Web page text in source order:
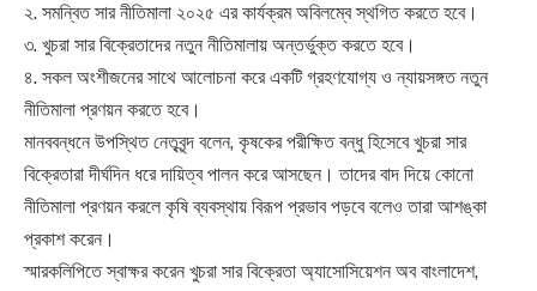
২. সমন্বিত সার নীতিমালা ২০২৫ এর কার্যক্রম অবিলম্বে স্থগিত করতে হবে।
৩. খুচরা সার বিক্রেতাদের নতুন নীতিমালায় অন্তর্ভুক্ত করতে হবে।
৪. সকল অংশীজনের সাথে আলোচনা করে একটি গ্রহণযোগ্য ও ন্যায়সঙ্গত নতুন
নীতিমালা প্রণয়ন করতে হবে।
মানববন্ধনে উপস্থিত নেতৃবৃন্দ বলেন, কৃষকের পরীক্ষিত বন্ধু হিসেবে খুচরা সার
বিক্রেতারা দীর্ঘদিন ধরে দায়িত্ব পালন করে আসছেন। তাদের বাদ দিয়ে কোনো
নীতিমালা প্রণয়ন করলে কৃষি ব্যবস্থায় বিরূপ প্রভাব পড়বে বলেও তারা আশঙ্কা
প্রকাশ করেন।
স্মারকলিপিতে স্বাক্ষর করেন খুচরা সার বিক্রেতা অ্যাসোসিয়েশন অব বাংলাদেশ,